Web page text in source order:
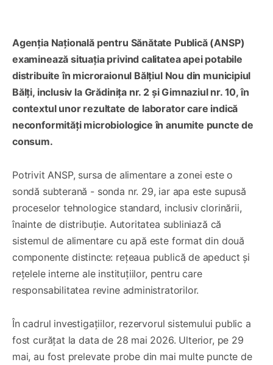
Agenția Națională pentru Sănătate Publică (ANSP)
examinează situația privind calitatea apei potabile
distribuite în microraionul Bălțiul Nou din municipiul
Bălți, inclusiv la Grădinița nr. 2 și Gimnaziul nr. 10, în
contextul unor rezultate de laborator care indică
neconformități microbiologice în anumite puncte de
consum.
Potrivit ANSP, sursa de alimentare a zonei este o
sondă subterană - sonda nr. 29, iar apa este supusă
proceselor tehnologice standard, inclusiv clorinării,
înainte de distribuție. Autoritatea subliniază că
sistemul de alimentare cu apă este format din două
componente distincte: rețeaua publică de apeduct și
rețelele interne ale instituțiilor, pentru care
responsabilitatea revine administratorilor.
În cadrul investigațiilor, rezervorul sistemului public a
fost curățat la data de 28 mai 2026. Ulterior, pe 29
mai, au fost prelevate probe din mai multe puncte de